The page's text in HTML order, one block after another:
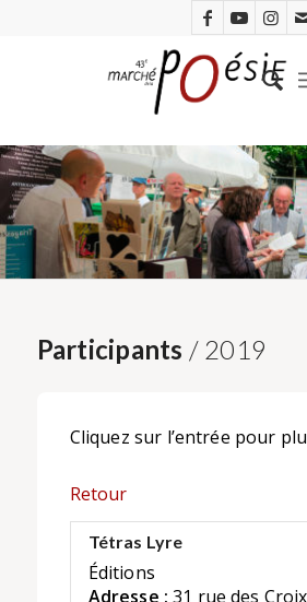
Participants / 2019
Cliquez sur l’entrée pour
Retour
Tétras Lyre
Éditions
Adresse : 31 rue des